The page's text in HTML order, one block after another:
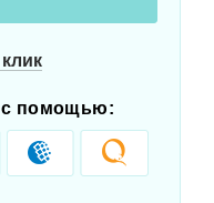
с помощью: